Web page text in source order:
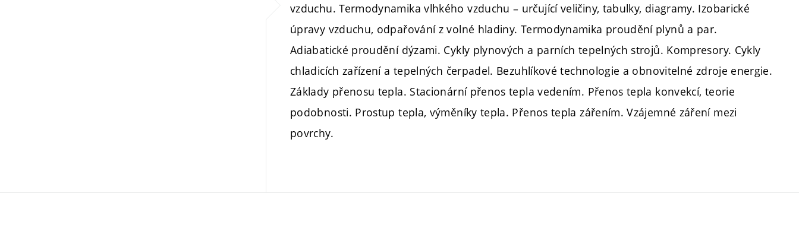
vzduchu. Termodynamika vlhkého vzduchu – určující veličiny, tabulky, diagramy. Izobarické
úpravy vzduchu, odpařování z volné hladiny. Termodynamika proudění plynů a par.
Adiabatické proudění dýzami. Cykly plynových a parních tepelných strojů. Kompresory. Cykly
chladicích zařízení a tepelných čerpadel. Bezuhlíkové technologie a obnovitelné zdroje energie.
Základy přenosu tepla. Stacionární přenos tepla vedením. Přenos tepla konvekcí, teorie
podobnosti. Prostup tepla, výměníky tepla. Přenos tepla zářením. Vzájemné záření mezi
povrchy.